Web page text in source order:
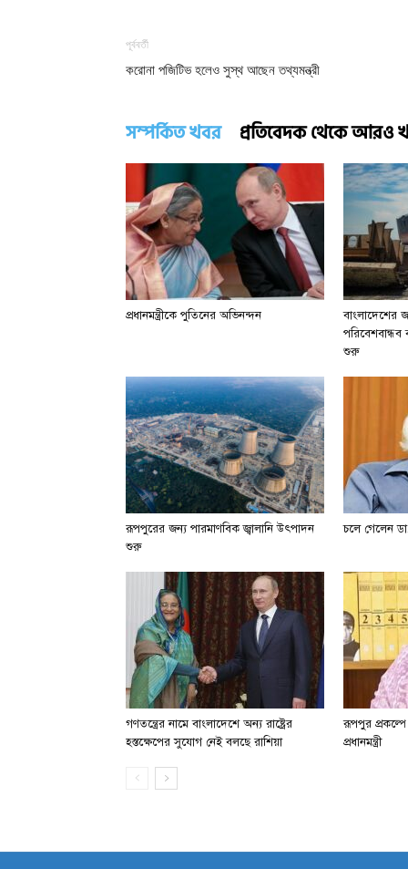
পূর্ববর্তী
করোনা পজিটিভ হলেও সুস্থ আছেন তথ্যমন্ত্রী
সম্পর্কিত খবর প্রতিবেদক থেকে আরও
প্রধানমন্ত্রীকে পুতিনের অভিনন্দন
বাংলাদেশের
পরিবেশবান্ধব
শুরু
রূপপুরের জন্য পারমাণবিক জ্বালানি উৎপাদন
শুরু
চলে গেলেন
গণতন্ত্রের নামে বাংলাদেশে অন্য রাষ্ট্রের
হস্তক্ষেপের সুযোগ নেই বলছে রাশিয়া
রূপপুর
প্রধানমন্ত্রী